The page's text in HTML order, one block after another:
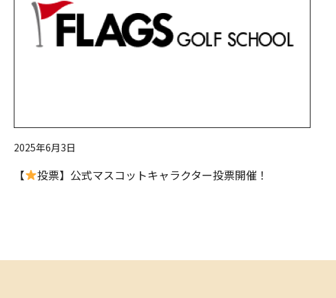
2025年6月3日
【 投票】公式マスコットキャラクター投票開催！